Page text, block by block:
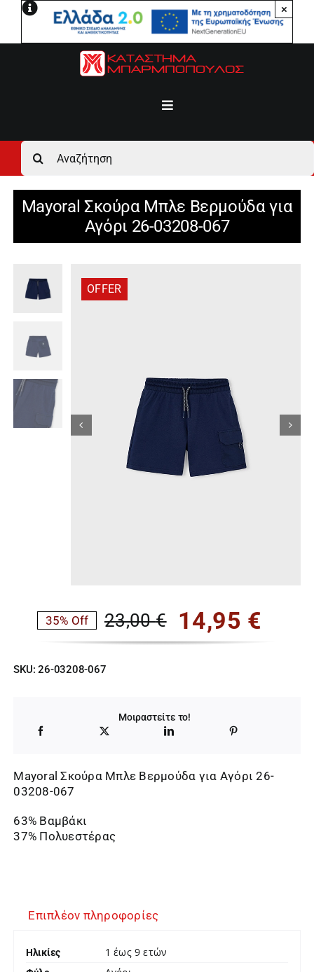
Μετάβαση
×
Toggle
Αρχική
Ανδρικά
Αγόρι
Είδη Παρέλασης
Αναζήτηση
για:
Mayoral Σκούρα Μπλε Βερμούδα για
Αγόρι 26-03208-067
OFFER
23,00€
Original
price
23,00 €.
14,95 €
Η
τρέχουσα
είναι:
14,95 €.
35% Off
SKU:26-03208-067
Μοιραστείτε το!
Mayoral Σκούρα Μπλε Βερμούδα για Αγόρι 26-
03208-067
63% Βαμβάκι
37% Πολυεστέρας
Επιπλέον πληροφορίες
Ηλικίες 1 έως 9 ετών